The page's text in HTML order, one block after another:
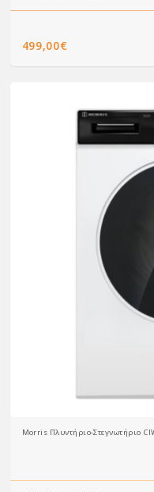
499,00€
Morris Πλυντήριο-Στεγνωτήριο